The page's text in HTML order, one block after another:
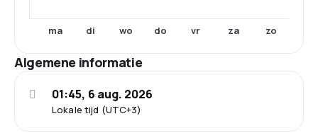
ma di wo do vr za zo
Algemene informatie
Lokale tijd (UTC+3)
01:45, 6 aug. 2026